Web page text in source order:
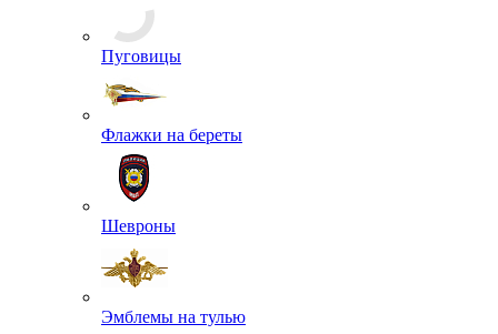
Пуговицы
Флажки на береты
Шевроны
Эмблемы на тулью